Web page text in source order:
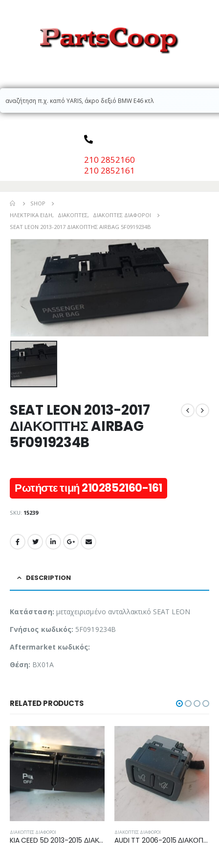
210 2852160
210 2852161
SHOP
ΗΛΕΚΤΡΙΚΆ ΕΊΔΗ, ΔΙΑΚΌΠΤΕΣ,
ΔΙΑΚΌΠΤΕΣ ΔΙΆΦΟΡΟΙ
SEAT LEON 2013-2017 ΔΙΑΚΟΠΤΗΣ AIRBAG 5F0919234B
SEAT LEON 2013-2017
ΔΙΑΚΟΠΤΗΣ AIRBAG
5F0919234B
Ρωτήστε τιμή 2102852160-161
SKU: 15239
DESCRIPTION
Κατάσταση: μεταχειρισμένο ανταλλακτικό SEAT LEON
Γνήσιος κωδικός: 5F0919234B
Aftermarket κωδικός:
Θέση: BX01A
RELATED PRODUCTS
KIA CEED 5D 2013-2015 ΔΙΑΚΟΠΤΗΣ PARKTRONIC 49D1C6-1400
ΔΙΑΚΌΠΤΕΣ ΔΙΆΦΟΡΟΙ
AUDI TT 2006-2015 ΔΙΑΚΟΠΤΗΣ ΑΝΤΙΚΛΕΠΤΙΚΟΥ 4F0959527
ΔΙΑΚΌΠΤΕΣ ΔΙΆΦΟΡΟΙ